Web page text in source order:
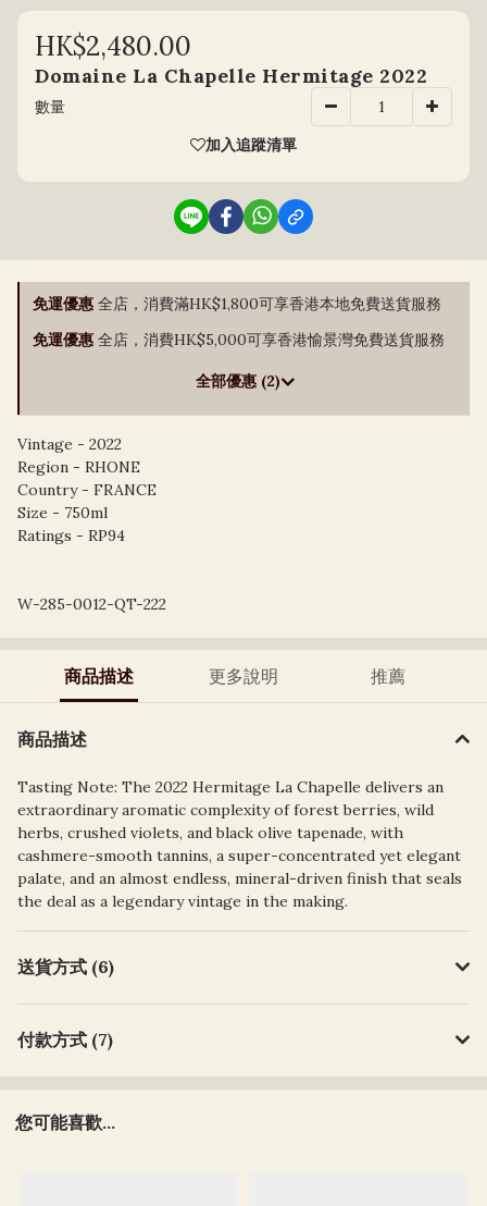
HK$2,480.00
Domaine La Chapelle Hermitage 2022
數量
加入追蹤清單
免運優惠 全店，消費滿HK$1,800可享香港本地免費送貨服務
免運優惠 全店，消費HK$5,000可享香港愉景灣免費送貨服務
全部優惠 (2)
Vintage - 2022
Region - RHONE
Country - FRANCE
Size - 750ml
Ratings - RP94
W-285-0012-QT-222
商品描述 更多說明 推薦
商品描述
Tasting Note: The 2022 Hermitage La Chapelle delivers an
extraordinary aromatic complexity of forest berries, wild
herbs, crushed violets, and black olive tapenade, with
cashmere-smooth tannins, a super-concentrated yet elegant
palate, and an almost endless, mineral-driven finish that seals
the deal as a legendary vintage in the making.
送貨方式 (6)
付款方式 (7)
您可能喜歡...